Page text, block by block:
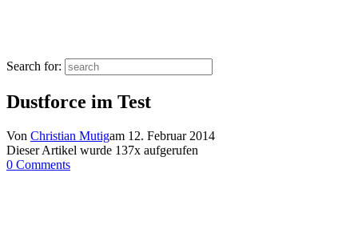
Search for:
Dustforce im Test
Von Christian Mutigam 12. Februar 2014
Dieser Artikel wurde 137x aufgerufen
0 Comments